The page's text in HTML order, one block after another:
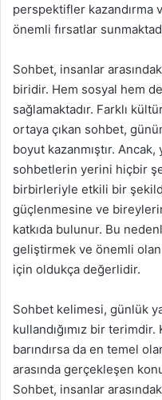
perspektifler kazandırma
önemli fırsatlar
Sohbet, insanlar
biridir. Hem sosyal hem
sağlamaktadır. Farklı
ortaya çıkan sohbet,
boyut kazanmıştır.
sohbetlerin yerini hiçbir
birbirleriyle etkili bir
güçlenmesine ve
katkıda bulunur. Bu
geliştirmek ve önemli
için oldukça değerlidir.
Sohbet kelimesi, günlük
kullandığımız bir
barındırsa da en temel
arasında gerçekleşen
Sohbet, insanlar